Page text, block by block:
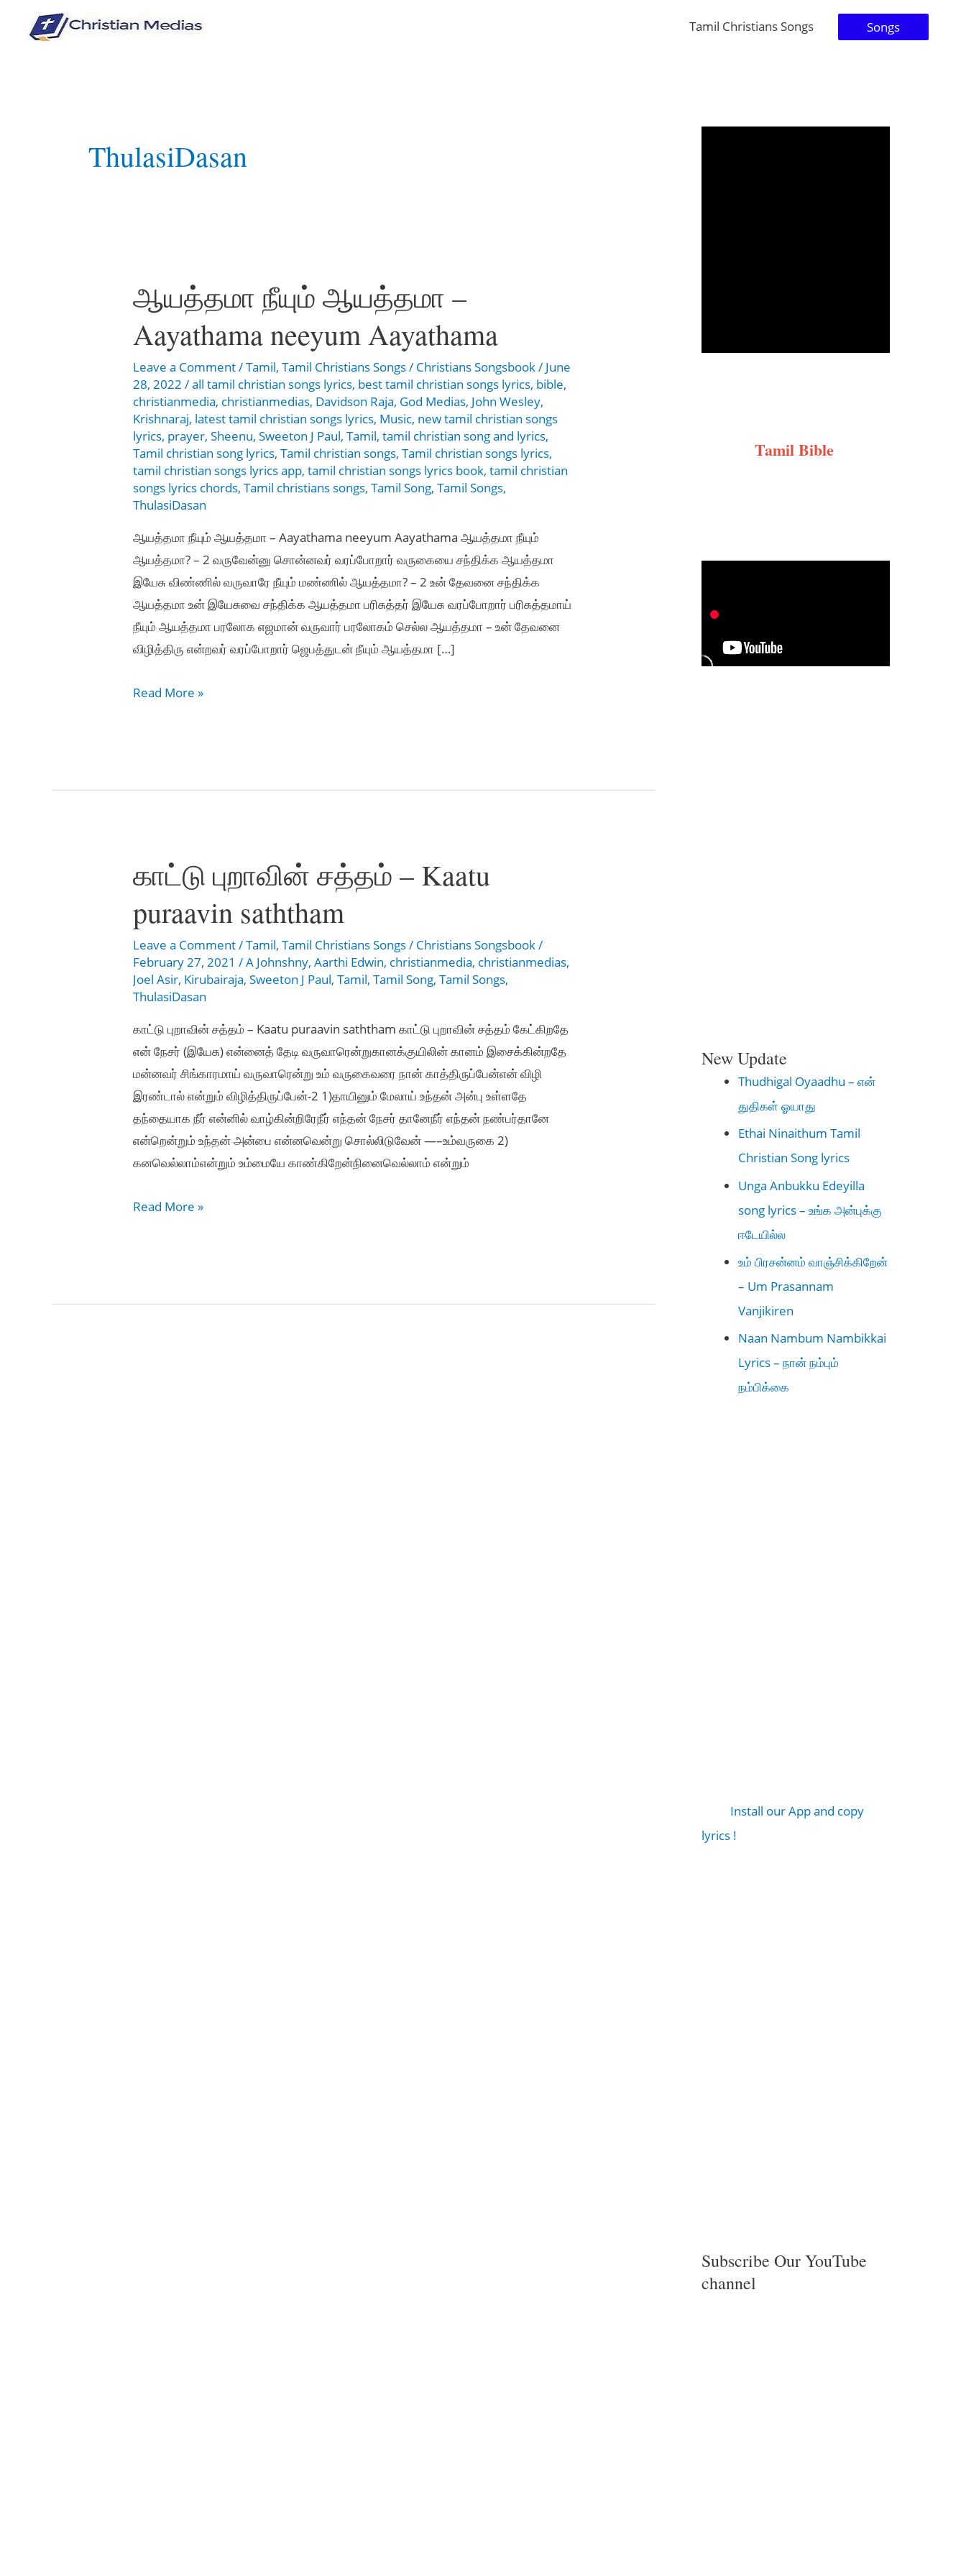
Tamil Christians Songs Songs
ThulasiDasan
ஆயத்தமா நீயும் ஆயத்தமா –
Aayathama neeyum Aayathama
Leave a Comment/Tamil,Tamil Christians Songs/ Christians Songsbook/ June
28, 2022/all tamil christian songs lyrics, best tamil christian songs lyrics, bible,
christianmedia, christianmedias, Davidson Raja, God Medias, John Wesley,
Krishnaraj, latest tamil christian songs lyrics, Music, new tamil christian songs
lyrics, prayer,Sheenu,Sweeton J Paul,Tamil,tamil christian song and lyrics,
Tamil christian song lyrics,Tamil christian songs,Tamil christian songs lyrics,
tamil christian songs lyrics app,tamil christian songs lyrics book,tamil christian
songs lyrics chords,Tamil christians songs,Tamil Song,Tamil Songs,
ThulasiDasan
ஆயத்தமா நீயும் ஆயத்தமா – Aayathama neeyum Aayathama ஆயத்தமா நீயும்
ஆயத்தமா? – 2 வருவேன்னு சொன்னவர் வரப்போறார் வருகையை சந்திக்க ஆயத்தமா
இயேசு விண்ணில் வருவாரே நீயும் மண்ணில் ஆயத்தமா? – 2 உன் தேவனை சந்திக்க
ஆயத்தமா உன் இயேசுவை சந்திக்க ஆயத்தமா பரிசுத்தர் இயேசு வரப்போறார் பரிசுத்தமாய்
நீயும் ஆயத்தமா பரலோக எஜமான் வருவார் பரலோகம் செல்ல ஆயத்தமா – உன் தேவனை
விழித்திரு என்றவர் வரப்போறார் ஜெபத்துடன் நீயும் ஆயத்தமா […]
ஆயத்தமா
Read More »
காட்டு புறாவின் சத்தம் – Kaatu
puraavin saththam
Leave a Comment/Tamil,Tamil Christians Songs/ Christians Songsbook/
February 27, 2021/A Johnshny,Aarthi Edwin, christianmedia, christianmedias,
Joel Asir, Kirubairaja,Sweeton J Paul,Tamil,Tamil Song,Tamil Songs,
ThulasiDasan
காட்டு புறாவின் சத்தம் – Kaatu puraavin saththam காட்டு புறாவின் சத்தம் கேட்கிறதே
என் நேசர் (இயேசு) என்னைத் தேடி வருவாரென்றுகானக்குயிலின் கானம் இசைக்கின்றதே
மன்னவர் சிங்காரமாய் வருவாரென்று உம் வருகைவரை நான் காத்திருப்பேன்என் விழி
இரண்டால் என்றும் விழித்திருப்பேன்-2 1)தாயினும் மேலாய் உந்தன் அன்பு உள்ளதே
தந்தையாக நீர் என்னில் வாழ்கின்றிரேநீர் எந்தன் நேசர் தானேநீர் எந்தன் நண்பர்தானே
என்றென்றும் உந்தன் அன்பை என்னவென்று சொல்லிடுவேன் —–உம்வருகை 2)
கனவெல்லாம்என்றும் உம்மையே காண்கிறேன்நினைவெல்லாம் என்றும்
காட்டு
Read More »
Tamil Bible
New Update
Thudhigal Oyaadhu – என்
துதிகள் ஓயாது
Ethai Ninaithum Tamil
Christian Song lyrics
Unga Anbukku Edeyilla
song lyrics – உங்க அன்புக்கு
ஈடேயில்ல
உம் பிரசன்னம் வாஞ்சிக்கிறேன்
– Um Prasannam
Vanjikiren
Naan Nambum Nambikkai
Lyrics – நான் நம்பும்
நம்பிக்கை
Install our App and copy
lyrics !
Subscribe Our YouTube
channel